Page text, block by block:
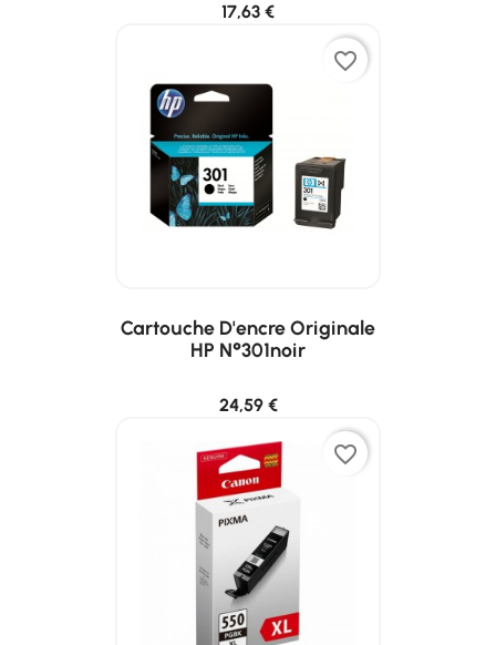
17,63 €
favorite_border
Cartouche D'encre Originale
HP N°301noir
24,59 €
favorite_border